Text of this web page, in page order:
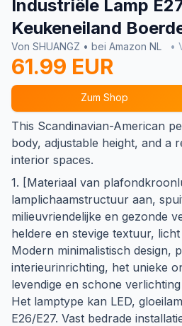
Industriële Lamp
Keukeneiland
Von SHUANGZ • bei Amazon NL •
61.99 EUR
Zum Shop
This Scandinavian-American
body, adjustable height, and a
interior spaces.
1. [Materiaal van
lamplichaamstructuur aan,
milieuvriendelijke en gezonde
heldere en stevige textuur,
Modern minimalistisch design,
interieurinrichting, het unieke
levendige en schone
Het lamptype kan LED,
E26/E27. Vast bedrade